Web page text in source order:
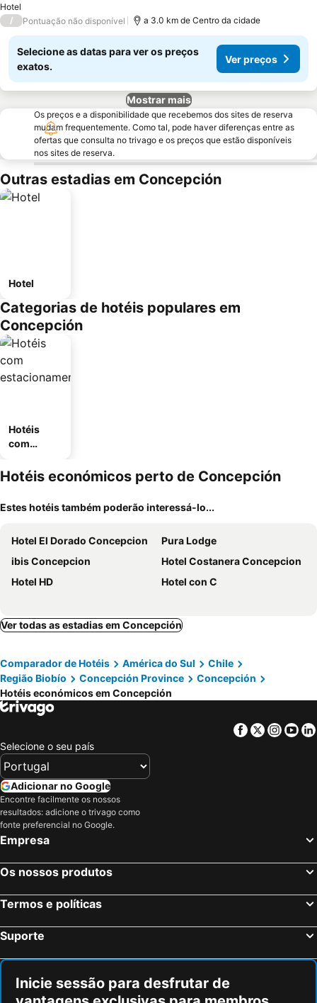
Hotel
/ Pontuação não disponível a 3.0 km de Centro da cidade
Selecione as datas para ver os preços
exatos.
Ver preços
Mostrar mais
Os preços e a disponibilidade que recebemos dos sites de reserva
mudam frequentemente. Como tal, pode haver diferenças entre as
ofertas que consulta no trivago e os preços que estão disponíveis
nos sites de reserva.
Outras estadias em Concepción
Hotel
Categorias de hotéis populares em
Concepción
Hotéis
com
mento
Hotéis económicos perto de Concepción
Estes hotéis também poderão interessá-lo...
Hotel El Dorado Concepcion
Pura Lodge
ibis Concepcion
Hotel Costanera Concepcion
Hotel HD
Hotel con C
Ver todas as estadias em Concepción
Comparador de Hotéis América do Sul
Chile
Região Biobío
Concepción Province
Concepción
Hotéis económicos em Concepción
Facebook
Twitter
Selecione o seu país
Adicionar no Google
Encontre facilmente os nossos
resultados: adicione o trivago como
fonte preferencial no Google.
Empresa
Os nossos produtos
Termos e políticas
Suporte
Inicie sessão para desfrutar de